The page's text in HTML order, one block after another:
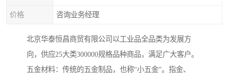
价格 咨询业务经理
北京华泰恒昌商贸有限公司以工业品全品类为发展方
向，供应25大类300000规格品种商品，满足广大客户。
五金材料：传统的五金制品，也称“小五金”。指金、